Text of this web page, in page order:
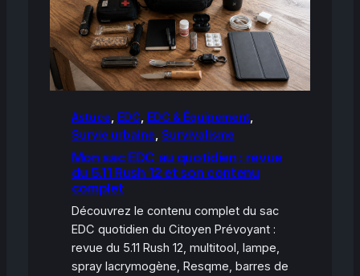
Astuce EDC EDC & Équipement
Survie urbaine Survivalisme
Mon sac EDC au quotidien : revue
du 5.11 Rush 12 et son contenu
complet
Découvrez le contenu complet du sac
EDC quotidien du Citoyen Prévoyant :
revue du 5.11 Rush 12, multitool, lampe,
spray lacrymogène, Resqme, barres de